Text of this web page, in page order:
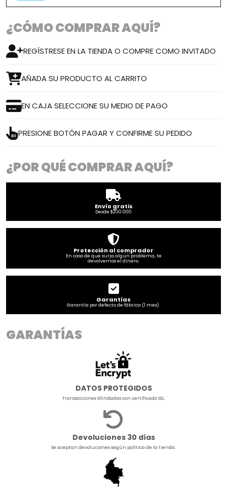
¿CÓMO COMPRAR AQUÍ?
REGÍSTRESE EN LA TIENDA O COMPRE COMO INVITADO
AÑADA SU PRODUCTO AL CARRITO
EN CAJA SELECCIONE SU MEDIO DE PAGO
PRESIONE BOTÓN PAGAR Y CONFIRME SU PEDIDO
¿POR QUÉ COMPRAR AQUÍ?
Envío gratis
Desde $200.000
Protección al comprador
En caso de que surja algún problema, te
devolvemos el dinero.
Garantías
Garantía por defecto de fábrica (1 mes).
GARANTÍAS
DATOS PROTEGIDOS
Transacciones blindadas con certificado SSL.
Devoluciones 30 días
Se aceptan devoluciones según política de la tienda.